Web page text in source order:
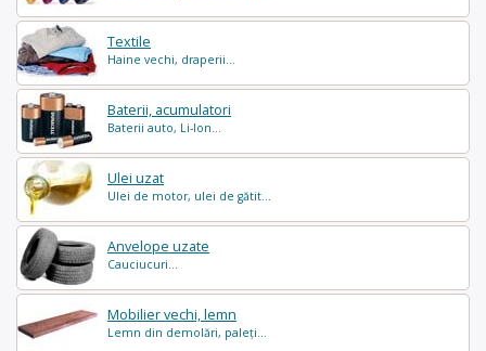
Textile
Haine vechi, draperii...
Baterii, acumulatori
Baterii auto, Li-Ion...
Ulei uzat
Ulei de motor, ulei de gătit...
Anvelope uzate
Cauciucuri...
Mobilier vechi, lemn
Lemn din demolări, paleți...